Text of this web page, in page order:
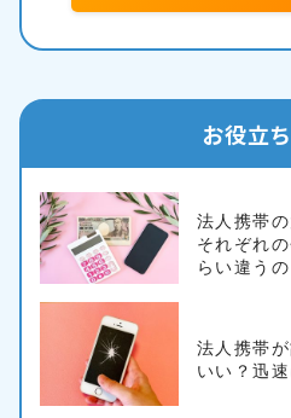
お役立
法人携帯
それぞれ
らい違うの
法人携帯
いい？迅